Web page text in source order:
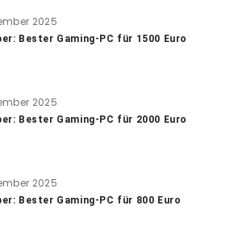
2025
Bester Gaming-PC für 1500 Euro
2025
Bester Gaming-PC für 2000 Euro
2025
Bester Gaming-PC für 800 Euro